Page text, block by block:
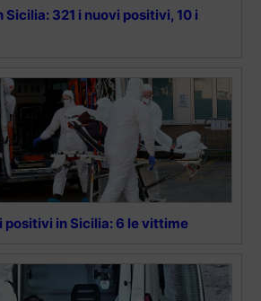
321 i nuovi positivi, 10 i
positivi in Sicilia: 6 le vittime